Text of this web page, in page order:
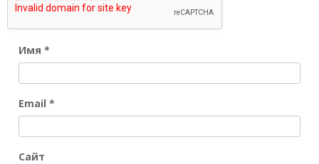
Имя *
Email *
Сайт